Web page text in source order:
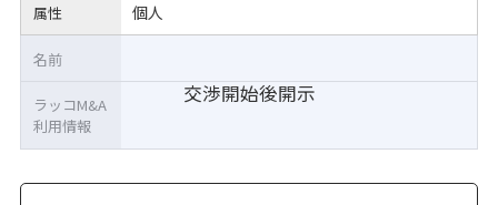
属性 個人
交渉開始後開示
名前
ラッコM&A
利用情報